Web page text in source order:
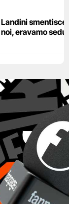
Landini
noi, eravamo